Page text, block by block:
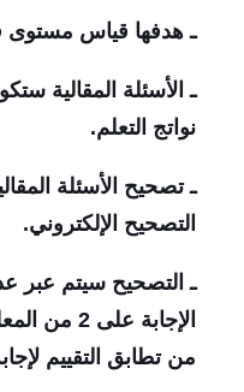
ـ هدفها قياس مستوى
ـ الأسئلة المقالية
نواتج التعلم.
ـ تصحيح الأسئلة
التصحيح الإلكتروني.
ـ التصحيح سيتم
الإجابة
من تطابق التقييم